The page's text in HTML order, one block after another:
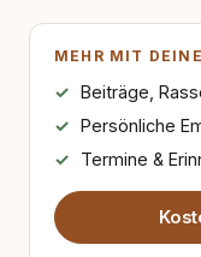
Texten
MEHR MIT
Beiträge,
Persönliche
Termine &